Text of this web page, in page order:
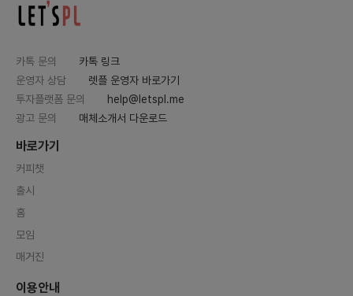
카톡 문의
카톡 링크
운영자 상담
렛플 운영자 바로가기
투자플랫폼 문의
help@letspl.me
광고 문의
매체소개서 다운로드
바로가기
커피챗
출시
홈
모임
매거진
이용안내